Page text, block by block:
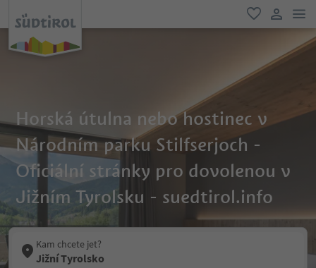
oblíbené
Horská útulna nebo hostinec v
Národním parku Stilfserjoch -
Oficiální stránky pro dovolenou v
Jižním Tyrolsku - suedtirol.info
Kam chcete jet?
Jižní Tyrolsko